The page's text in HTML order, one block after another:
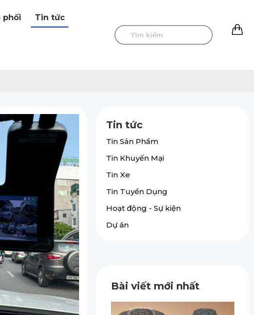
phối Tin tức
Tin tức
Tin Sản Phẩm
Tin Khuyến Mại
Tin Xe
Tin Tuyển Dụng
Hoạt động - Sự kiện
Dự án
Bài viết mới nhất